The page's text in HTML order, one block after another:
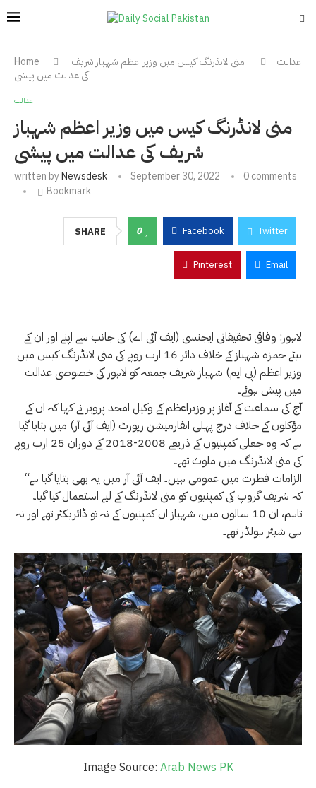
Home عدالت
منی لانڈرنگ کیس میں وزیر اعظم شہباز شریف
کی عدالت میں پیشی
عدالت
منی لانڈرنگ کیس میں وزیر اعظم شہباز
شریف کی عدالت میں پیشی
written byNewsdesk September 30, 2022
0 comments
Bookmark
SHARE 0 Facebook Twitter
Pinterest Email
لاہور: وفاقی تحقیقاتی ایجنسی (ایف آئی اے) کی جانب سے اپنے اور ان کے
بیٹے حمزہ شہباز کے خلاف دائر 16 ارب روپے کی منی لانڈرنگ کیس میں
وزیر اعظم (پی ایم) شہباز شریف جمعہ کو لاہور کی خصوصی عدالت
میں پیش ہوئے۔
آج کی سماعت کے آغاز پر وزیراعظم کے وکیل امجد پرویز نے کہا کہ ان کے
مؤکلوں کے خلاف درج پہلی انفارمیشن رپورٹ (ایف آئی آر) میں بتایا گیا
ہے کہ وہ جعلی کمپنیوں کے ذریعے 2008-2018 کے دوران 25 ارب روپے
کی منی لانڈرنگ میں ملوث تھے۔
“الزامات فطرت میں عمومی ہیں۔ ایف آئی آر میں یہ بھی بتایا گیا ہے
کہ شریف گروپ کی کمپنیوں کو منی لانڈرنگ کے لیے استعمال کیا گیا۔
تاہم، ان 10 سالوں میں، شہباز ان کمپنیوں کے نہ تو ڈائریکٹر تھے اور نہ
ہی شیئر ہولڈر تھے۔
Image Source: Arab News PK